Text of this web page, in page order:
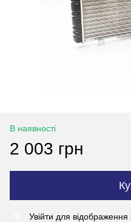
В наявності
2 003 грн
Увійти для відображення